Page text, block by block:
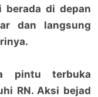
berada di depan
dan langsung
pintu terbuka
RN. Aksi bejad